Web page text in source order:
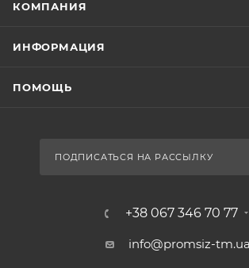
КОМПАНИЯ
ИНФОРМАЦИЯ
ПОМОЩЬ
ПОДПИСАТЬСЯ НА РАССЫЛКУ
+38 067 346 70 77
info@promsiz-tm.ua